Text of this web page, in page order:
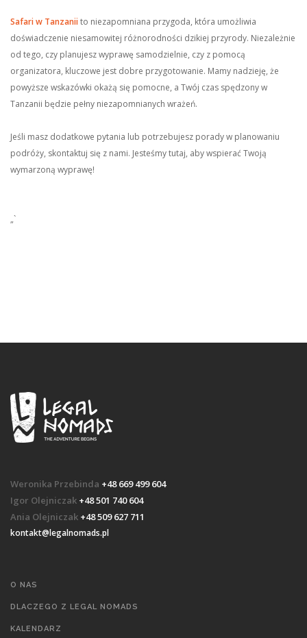
Safari w Tanzaniito niezapomniana przygoda, która umożliwia
doświadczenie niesamowitej różnorodności dzikiej przyrody. Niezależnie
od tego, czy planujesz wyprawę samodzielnie, czy z pomocą
organizatora, kluczowe jest dobre przygotowanie. Mamy nadzieję, że
powyższe wskazówki okażą się pomocne, a Twój czas spędzony w
Tanzanii będzie pełny niezapomnianych wrażeń.
Jeśli masz dodatkowe pytania lub potrzebujesz porady w planowaniu
podróży, skontaktuj się z nami. Jesteśmy tutaj, aby wspierać Twoją
wymarzoną wyprawę!
„`
Weronika Przebinda +48 669 499 604
Igor Olejniczak +48 501 740 604
Ania Olejniczak +48 509 627 711
kontakt@legalnomads.pl
O NAS
DLACZEGO Z LEGAL NOMADS
KALENDARZ